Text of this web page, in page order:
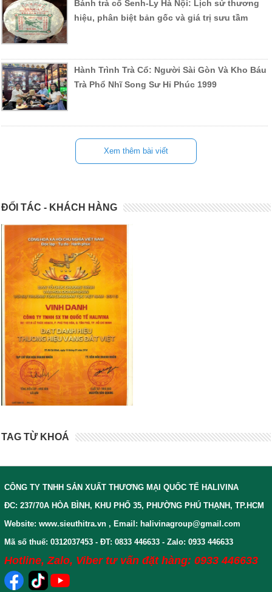
Bánh trà cổ Senh-Ly Hà Nội: Lịch sử thương
hiệu, phân biệt bản gốc và giá trị sưu tầm
Hành Trình Trà Cổ: Người Sài Gòn Và Kho Báu
Trà Phổ Nhĩ Song Sư Hỉ Phúc 1999
Xem thêm bài viết
ĐỐI TÁC - KHÁCH HÀNG
TAG TỪ KHOÁ
CÔNG TY TNHH SẢN XUẤT THƯƠNG MẠI QUỐC TẾ HALIVINA
ĐC: 237/70A HÒA BÌNH, KHU PHỐ 35, PHƯỜNG PHÚ THẠNH, TP.HCM
Website: www.sieuthitra.vn , Email: halivinagroup@gmail.com
Mã số thuế: 0312037453 - ĐT: 0833 446633 - Zalo: 0933 446633
Hotline, Zalo, Viber tư vấn đặt hàng: 0933 446633